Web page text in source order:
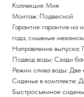
Коллекция: Мия
Монтаж: Подвесной
Гарантия: гарантия на
года, смывные
Направление выпуска:
Подвод воды: Сзади
Режим слива воды:
Сиденье в комплекте:
Быстросъемное